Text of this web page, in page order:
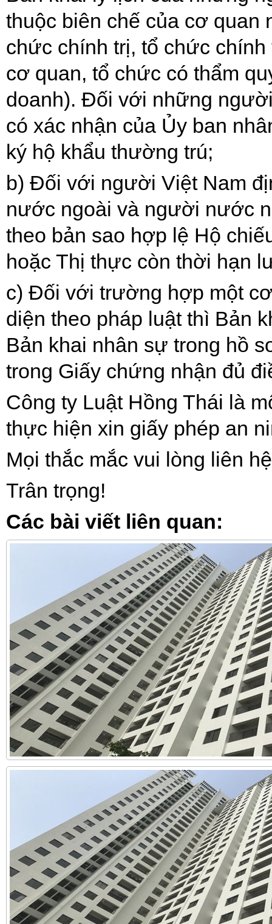
thuộc biên chế của cơ quan
chức chính trị, tổ chức
cơ quan, tổ chức có thẩm
doanh). Đối với những
có xác nhận của Ủy ban
ký hộ khẩu thường trú;
b) Đối với người Việt Nam
nước ngoài và người nước
theo bản sao hợp lệ Hộ
hoặc Thị thực còn thời hạn
c) Đối với trường hợp một
diện theo pháp luật thì Bản
Bản khai nhân sự trong hồ
trong Giấy chứng nhận đủ
Công ty Luật Hồng Thái là
thực hiện xin giấy phép an
Mọi thắc mắc vui lòng liên
Trân trọng!
Các bài viết liên quan: